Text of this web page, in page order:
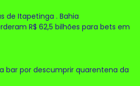
de Itapetinga . Bahia
R$ 62,5 bilhões para bets em
bar por descumprir quarentena da